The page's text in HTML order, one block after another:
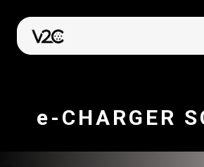
treści
e-CHARGER